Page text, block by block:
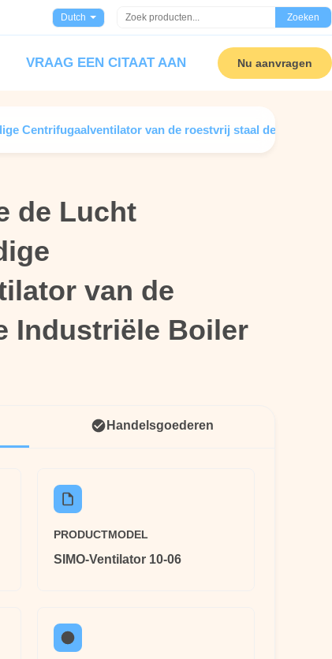
Dutch Zoeken
VRAAG EEN CITAAT AAN Nu aanvragen
Centrifugaalventilator van de roestvrij staal de
de Lucht
van de
Industriële Boiler
de Lucht
van de
Industriële Boiler
Handelsgoederen
PRODUCTMODEL
SIMO-Ventilator 10-06